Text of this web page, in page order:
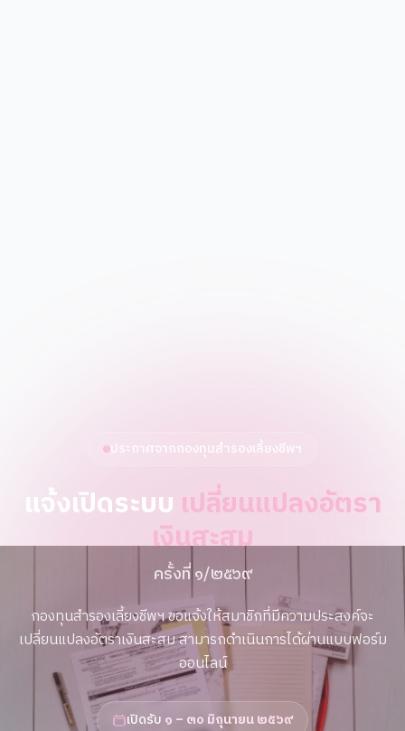
ประกาศจากกองทุนสำรองเลี้ยงชีพฯ
แจ้งเปิดระบบ เปลี่ยนแปลงอัตรา
เงินสะสม
ครั้งที่ ๑/๒๕๖๙
กองทุนสำรองเลี้ยงชีพฯ ขอแจ้งให้สมาชิกที่มีความประสงค์จะ
เปลี่ยนแปลงอัตราเงินสะสม สามารถดำเนินการได้ผ่านแบบฟอร์ม
ออนไลน์
เปิดรับ ๑ – ๓๐ มิถุนายน ๒๕๖๙